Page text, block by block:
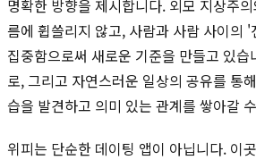
명확한 방향을 제시합니다. 외모 지상주
름에 휩쓸리지 않고, 사람과 사람 사이의
집중함으로써 새로운 기준을 만들고 있
로, 그리고 자연스러운 일상의 공유를 통
습을 발견하고 의미 있는 관계를 쌓아갈
위피는 단순한 데이팅 앱이 아닙니다. 이